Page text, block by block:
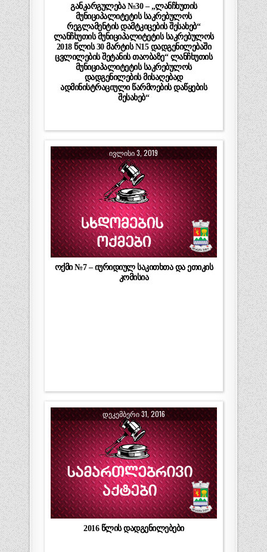
განკარგულება №30 – „ლანჩხუთის
მუნიციპალიტეტის საკრებულოს
რეგლამენტის დამტკიცების შესახებ“
ლანჩხუთის მუნიციპალიტეტის საკრებულოს
2018 წლის 30 მარტის N15 დადგენილებაში
ცვლილების შეტანის თაობაზე“ ლანჩხუთის
მუნიციპალიტეტის საკრებულოს
დადგენილების მისაღებად
ადმინისტრაციული წარმოების დაწყების
შესახებ“
ᲘᲕᲚᲘᲡᲘ 3, 2019
ოქმი №7 – იურიდიულ საკითხთა და ეთიკის
კომისია
ᲓᲔᲙᲔᲛᲑᲔᲠᲘ 31, 2016
2016 წლის დადგენილებები